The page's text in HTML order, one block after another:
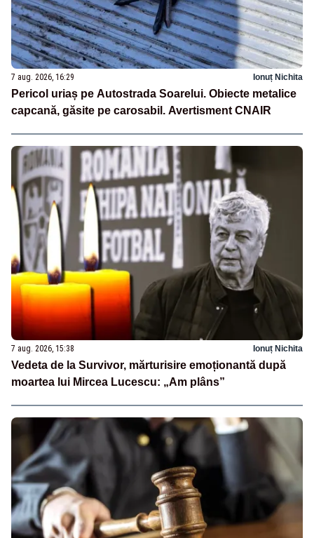
7 aug. 2026, 16:29 Ionuț Nichita
Pericol uriaș pe Autostrada Soarelui. Obiecte metalice
capcană, găsite pe carosabil. Avertisment CNAIR
7 aug. 2026, 15:38 Ionuț Nichita
Vedeta de la Survivor, mărturisire emoționantă după
moartea lui Mircea Lucescu: „Am plâns”